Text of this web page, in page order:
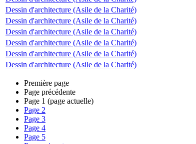
Dessin d'architecture (Asile de la Charité)
Dessin d'architecture (Asile de la Charité)
Dessin d'architecture (Asile de la Charité)
Dessin d'architecture (Asile de la Charité)
Dessin d'architecture (Asile de la Charité)
Dessin d'architecture (Asile de la Charité)
Première page
Page précédente
Page 1 (page actuelle)
Page 2
Page 3
Page 4
Page 5